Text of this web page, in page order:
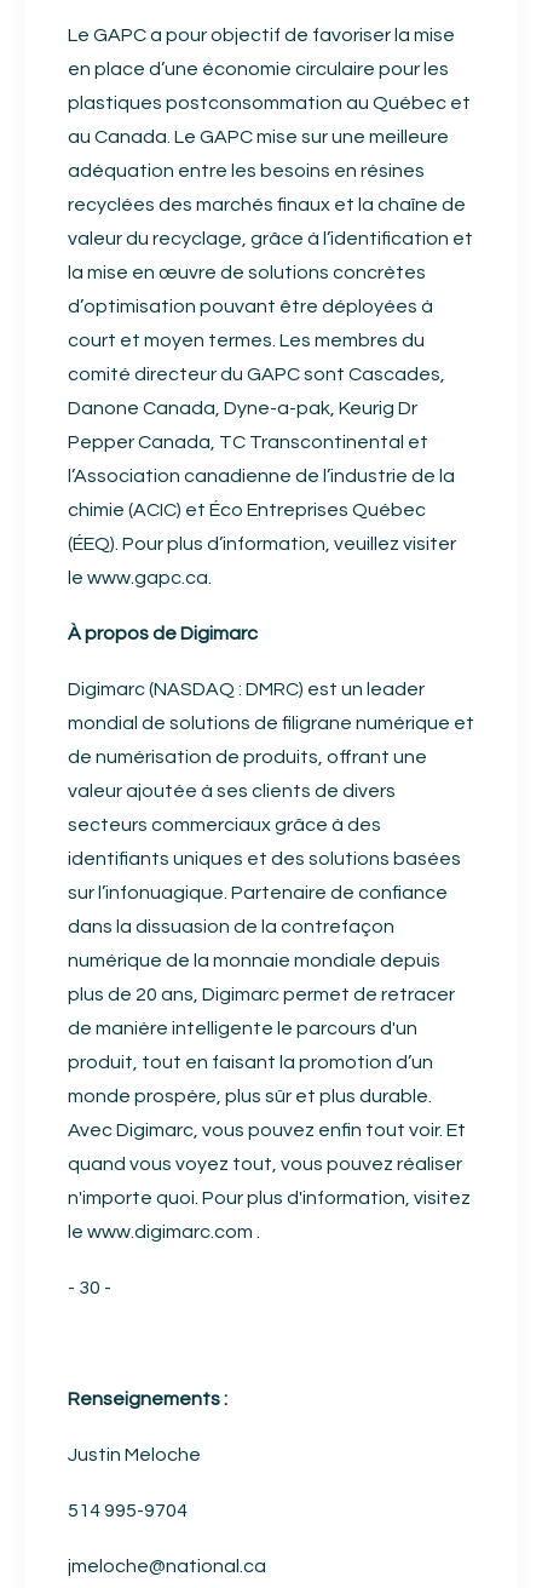
Le GAPC a pour objectif de favoriser la mise
en place d’une économie circulaire pour les
plastiques postconsommation au Québec et
au Canada. Le GAPC mise sur une meilleure
adéquation entre les besoins en résines
recyclées des marchés finaux et la chaîne de
valeur du recyclage, grâce à l’identification et
la mise en œuvre de solutions concrètes
d’optimisation pouvant être déployées à
court et moyen termes. Les membres du
comité directeur du GAPC sont Cascades,
Danone Canada, Dyne-a-pak, Keurig Dr
Pepper Canada, TC Transcontinental et
l’Association canadienne de l’industrie de la
chimie (ACIC) et Éco Entreprises Québec
(ÉEQ). Pour plus d’information, veuillez visiter
le www.gapc.ca
À propos de Digimarc
Digimarc (NASDAQ : DMRC) est un leader
mondial de solutions de filigrane numérique et
de numérisation de produits, offrant une
valeur ajoutée à ses clients de divers
secteurs commerciaux grâce à des
identifiants uniques et des solutions basées
sur l’infonuagique. Partenaire de confiance
dans la dissuasion de la contrefaçon
numérique de la monnaie mondiale depuis
plus de 20 ans, Digimarc permet de retracer
de manière intelligente le parcours d'un
produit, tout en faisant la promotion d’un
monde prospère, plus sûr et plus durable.
Avec Digimarc, vous pouvez enfin tout voir. Et
quand vous voyez tout, vous pouvez réaliser
n'importe quoi. Pour plus d'information, visitez
le www.digimarc.com
- 30 -
Renseignements :
Justin Meloche
514 995-9704
jmeloche@national.ca